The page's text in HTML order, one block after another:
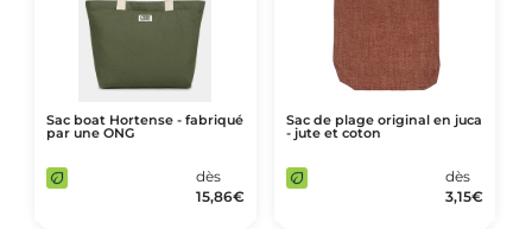
Sac boat Hortense - fabriqué
par une ONG
dès
15,86€
Sac de plage original en juca
- jute et coton
dès
3,15€